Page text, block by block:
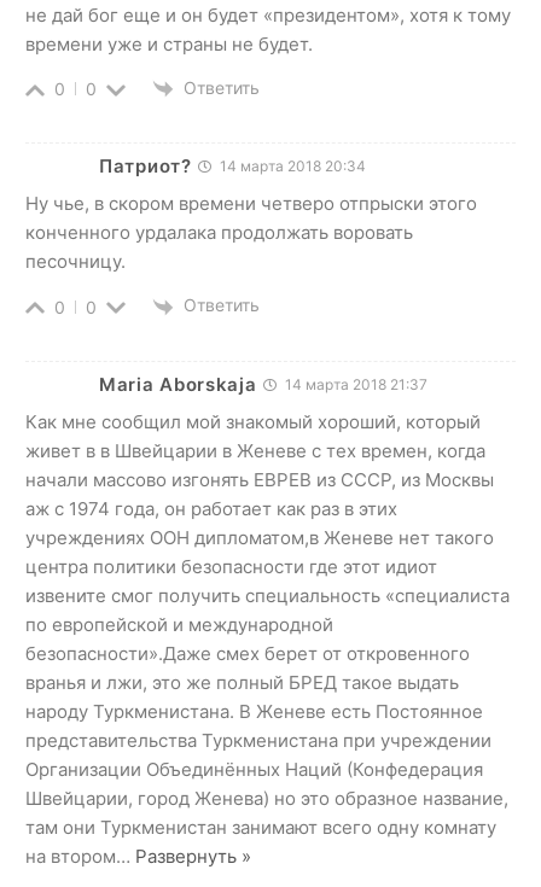
не дай бог еще и он будет «президентом», хотя к тому
времени уже и страны не будет.
0 0 Ответить
Патриот? 14 марта 2018 20:34
Ну чье, в скором времени четверо отпрыски этого
конченного урдалака продолжать воровать
песочницу.
0 0 Ответить
Maria Aborskaja 14 марта 2018 21:37
Как мне сообщил мой знакомый хороший, который
живет в в Швейцарии в Женеве с тех времен, когда
начали массово изгонять ЕВРЕВ из СССР, из Москвы
аж с 1974 года, он работает как раз в этих
учреждениях ООН дипломатом,в Женеве нет такого
центра политики безопасности где этот идиот
извените смог получить специальность «специалиста
по европейской и международной
безопасности».Даже смех берет от откровенного
вранья и лжи, это же полный БРЕД такое выдать
народу Туркменистана. В Женеве есть Постоянное
представительства Туркменистана при учреждении
Организации Объединённых Наций (Конфедерация
Швейцарии, город Женева) но это образное название,
там они Туркменистан занимают всего одну комнату
на втором… Развернуть »